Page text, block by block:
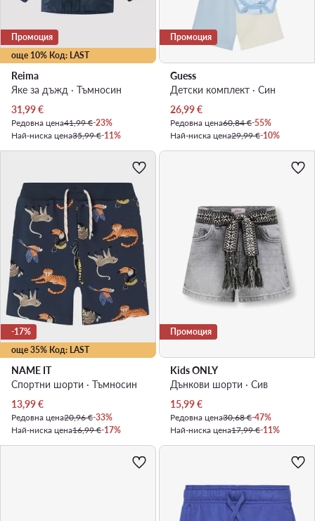
още 10% Код: LAST
Промоция
Reima
Яке за дъжд · Тъмносин
Актуална цена
31,99€
Редовна цена41,99 €-23%
Най-ниска цена35,99 €-11%
Промоция
Guess
Детски комплект · Син
Актуална цена
26,99€
Редовна цена60,84 €-55%
Най-ниска цена29,99 €-10%
още 35% Код: LAST
-17%
NAME IT
Спортни шорти · Тъмносин
Актуална цена
13,99€
Редовна цена20,96 €-33%
Най-ниска цена16,99 €-17%
Промоция
Kids ONLY
Дънкови шорти · Сив
Актуална цена
15,99€
Редовна цена30,68 €-47%
Най-ниска цена17,99 €-11%